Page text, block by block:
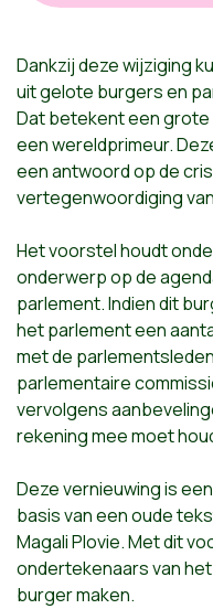
Dankzij deze wijziging
uit gelote burgers en
Dat betekent een
een wereldprimeur.
een antwoord op de
vertegenwoordiging
Het voorstel houdt
onderwerp op de
parlement. Indien dit
het parlement een
met de
parlementaire
vervolgens
rekening mee moet
Deze vernieuwing is
basis van een oude
Magali Plovie. Met dit
ondertekenaars van
burger maken.